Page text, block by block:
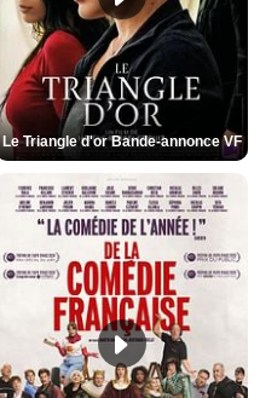
Le Triangle d'or Bande-annonce VF